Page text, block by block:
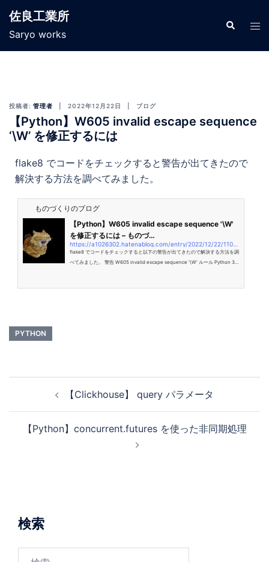
佐良工業所
Saryo works
投稿者: 管理者 2022年12月22日 ブログ
【Python】W605 invalid escape sequence
‘\W’ を修正するには
flake8 でコードをチェックすると警告が出てきたので
解決する方法を調べてみました。
ものづくりのブログ
【Python】W605 invalid escape sequence '\W'
を修正するには – ものづ…
flake8 でコードをチェックすると以下の警告が出てきたので解決する方法を調
べてみました。 警告 W605 invalid escape sequence '\W' ルール Python 3.6
PYTHON
【Clickhouse】 query パラメータ
【Python】concurrent.futures を使った非同期処理
検索